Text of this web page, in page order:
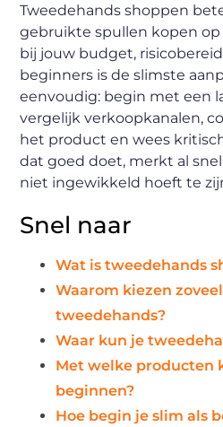
Tweedehands shoppen
gebruikte spullen kopen
bij jouw budget,
beginners is de slimste
eenvoudig: begin met een
vergelijk verkoopkanalen,
het product en wees
dat goed doet, merkt al
niet ingewikkeld hoeft te
Snel naar
Wat is tweedehands
Waarom kiezen
tweedehands?
Waar kun je
Met welke producten
beginnen?
Hoe begin je slim als